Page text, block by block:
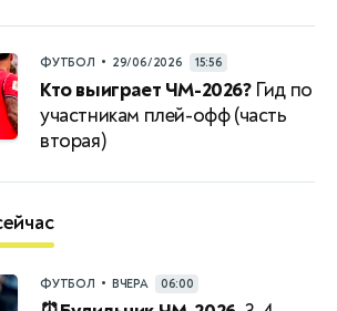
ФУТБОЛ • 29/06/2026 15:56
Кто выиграет ЧМ-2026?Гид по
участникам плей-офф (часть
вторая)
ФУТБОЛ • ВЧЕРА 06:00